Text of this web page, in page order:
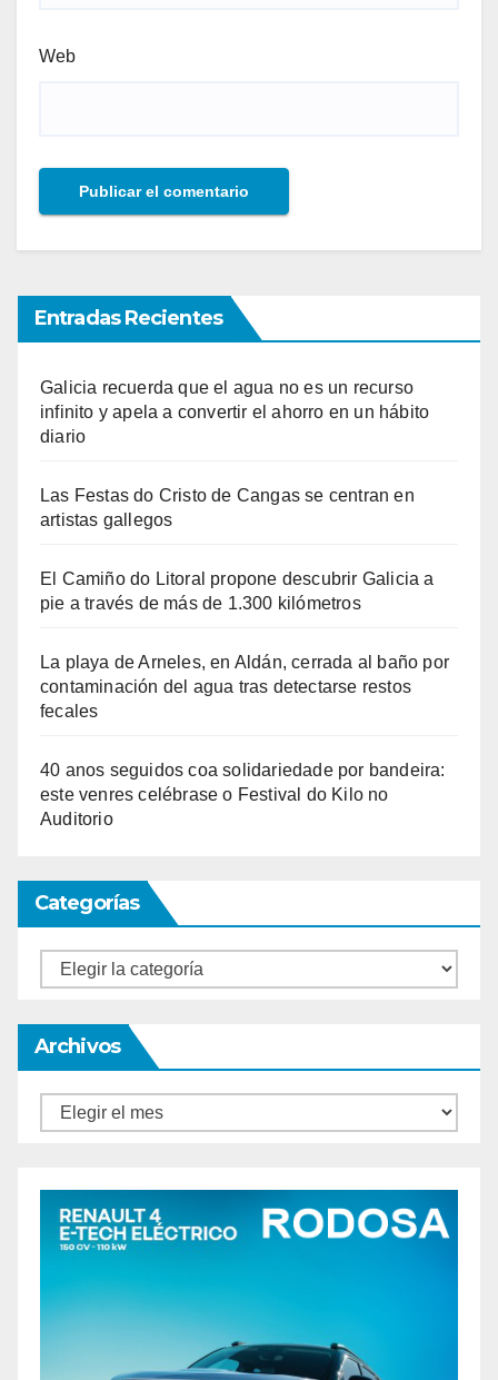
Web
Entradas Recientes
Galicia recuerda que el agua no es un recurso
infinito y apela a convertir el ahorro en un hábito
diario
Las Festas do Cristo de Cangas se centran en
artistas gallegos
El Camiño do Litoral propone descubrir Galicia a
pie a través de más de 1.300 kilómetros
La playa de Arneles, en Aldán, cerrada al baño por
contaminación del agua tras detectarse restos
fecales
40 anos seguidos coa solidariedade por bandeira:
este venres celébrase o Festival do Kilo no
Auditorio
Categorías
Categorías
Archivos
Archivos